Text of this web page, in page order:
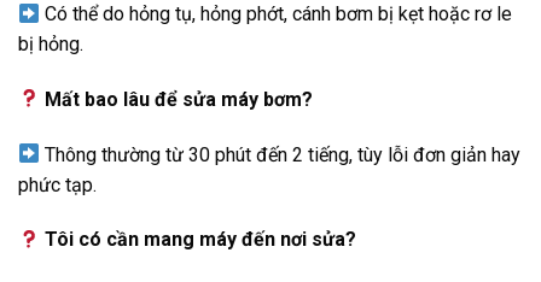
Có thể do hỏng tụ, hỏng phớt, cánh bơm bị kẹt hoặc rơ le
bị hỏng.
Mất bao lâu để sửa máy bơm?
Thông thường từ 30 phút đến 2 tiếng, tùy lỗi đơn giản hay
phức tạp.
Tôi có cần mang máy đến nơi sửa?